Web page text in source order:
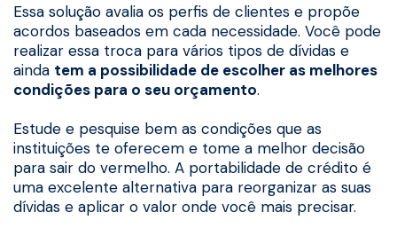
Essa solução avalia os perfis de clientes e propõe
acordos baseados em cada necessidade. Você pode
realizar essa troca para vários tipos de dívidas e
ainda tem a possibilidade de escolher as melhores
condições para o seu orçamento.
Estude e pesquise bem as condições que as
instituições te oferecem e tome a melhor decisão
para sair do vermelho. A portabilidade de crédito é
uma excelente alternativa para reorganizar as suas
dívidas e aplicar o valor onde você mais precisar.